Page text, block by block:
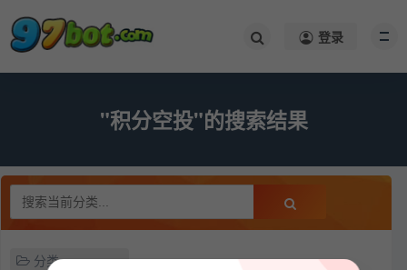
登录
"积分空投"的搜索结果
分类